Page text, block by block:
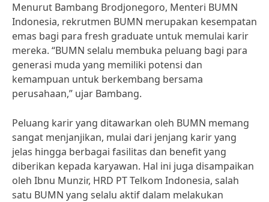
Menurut Bambang Brodjonegoro, Menteri BUMN
Indonesia, rekrutmen BUMN merupakan kesempatan
emas bagi para fresh graduate untuk memulai karir
mereka. “BUMN selalu membuka peluang bagi para
generasi muda yang memiliki potensi dan
kemampuan untuk berkembang bersama
perusahaan,” ujar Bambang.
Peluang karir yang ditawarkan oleh BUMN memang
sangat menjanjikan, mulai dari jenjang karir yang
jelas hingga berbagai fasilitas dan benefit yang
diberikan kepada karyawan. Hal ini juga disampaikan
oleh Ibnu Munzir, HRD PT Telkom Indonesia, salah
satu BUMN yang selalu aktif dalam melakukan